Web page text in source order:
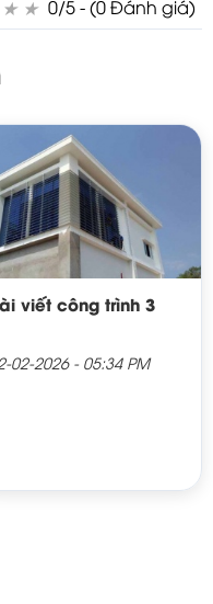
★ ★
★ ★ 0/5 - (0 Đánh giá)
viết công trình 3
02-2026 - 05:34 PM